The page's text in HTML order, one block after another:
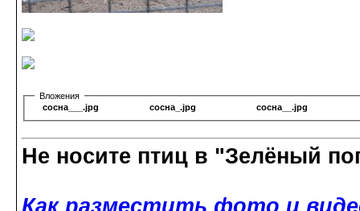
Вложения
сосна___.jpg
сосна_.jpg сосна__.jpg
Не носите птиц в "Зелёный
Как разместить фото и